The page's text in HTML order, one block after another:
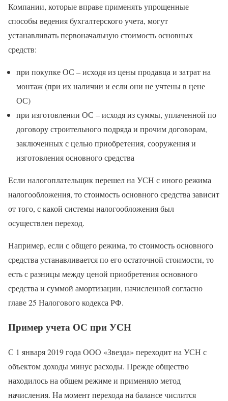
Компании, которые вправе применять упрощенные
способы ведения бухгалтерского учета, могут
устанавливать первоначальную стоимость основных
средств:
при покупке ОС – исходя из цены продавца и затрат на
монтаж (при их наличии и если они не учтены в цене
ОС)
при изготовлении ОС – исходя из суммы, уплаченной по
договору строительного подряда и прочим договорам,
заключенных с целью приобретения, сооружения и
изготовления основного средства
Если налогоплательщик перешел на УСН с иного режима
налогообложения, то стоимость основного средства зависит
от того, с какой системы налогообложения был
осуществлен переход.
Например, если с общего режима, то стоимость основного
средства устанавливается по его остаточной стоимости, то
есть с разницы между ценой приобретения основного
средства и суммой амортизации, начисленной согласно
главе 25 Налогового кодекса РФ.
Пример учета ОС при УСН
С 1 января 2019 года ООО «Звезда» переходит на УСН с
объектом доходы минус расходы. Прежде общество
находилось на общем режиме и применяло метод
начисления. На момент перехода на балансе числится